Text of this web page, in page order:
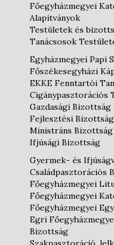
Főegyházmegyei
Alapítványok
Testületek és
Tanácsosok
Egyházmegyei Papi
Főszékesegyházi
EKKE Fenntartói
Cigánypasztorációs
Gazdasági Bizottság
Fejlesztési Bizottság
Ministráns Bizottság
Ifjúsági Bizottság
Gyermek- és
Családpasztorációs
Főegyházmegyei
Főegyházmegyei
Főegyházmegyei
Egri
Bizottság